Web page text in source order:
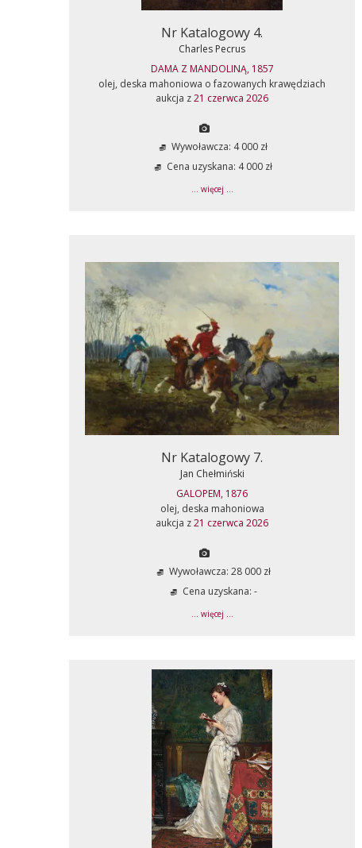
Nr Katalogowy 4.
Charles Pecrus
DAMA Z MANDOLINĄ, 1857
olej, deska mahoniowa o fazowanych krawędziach
aukcja z21 czerwca 2026
Wywoławcza: 4 000 zł
Cena uzyskana: 4 000 zł
... więcej ...
Nr Katalogowy 7.
Jan Chełmiński
GALOPEM, 1876
olej, deska mahoniowa
aukcja z21 czerwca 2026
Wywoławcza: 28 000 zł
Cena uzyskana: -
... więcej ...